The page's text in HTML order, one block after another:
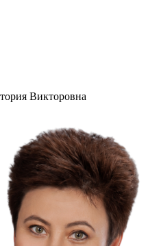
Викторовна